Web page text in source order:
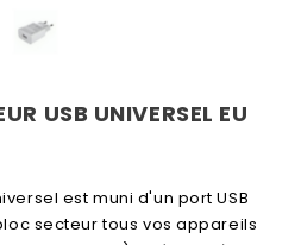
USB UNIVERSEL EU
est muni d'un port USB
secteur tous vos appareils